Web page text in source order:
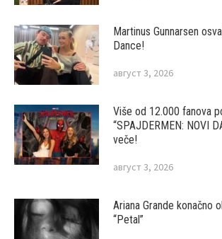
Martinus Gunnarsen
Dance!
август 3, 2026
Više od 12.000 fanova
“SPAJDERMEN: NOVI
veče!
август 3, 2026
Ariana Grande konačno
“Petal”